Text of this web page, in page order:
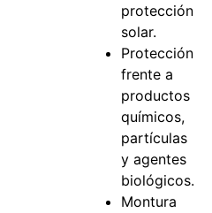
protección
solar.
Protección
frente a
productos
químicos,
partículas
y agentes
biológicos.
Montura